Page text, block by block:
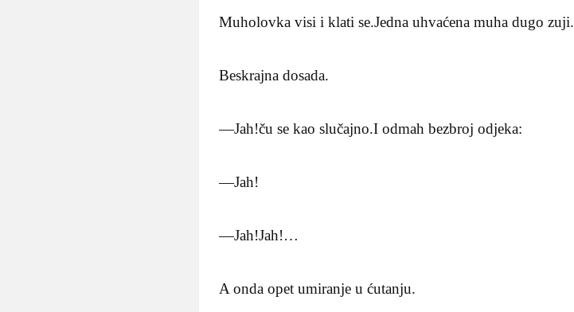
Muholovka visi i klati se.Jedna uhvaćena muha dugo zuji.
Beskrajna dosada.
—Jah!ču se kao slučajno.I odmah bezbroj odjeka:
—Jah!
—Jah!Jah!…
A onda opet umiranje u ćutanju.